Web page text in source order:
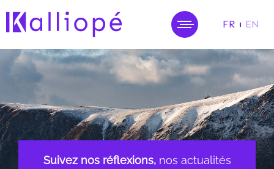
FR EN
Suivez nos réflexions, nos actualités